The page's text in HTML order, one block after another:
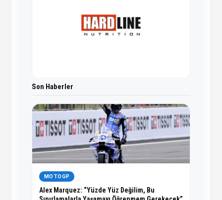
Son Haberler
MOTOGP
Alex Marquez: “Yüzde Yüz Değilim, Bu